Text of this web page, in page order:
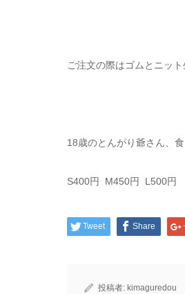
ご注文の際はゴムとニッ
18歳のとんがり爺さん、
S400円 M450円 L500円
Tweet Share
投稿者: kimaguredou